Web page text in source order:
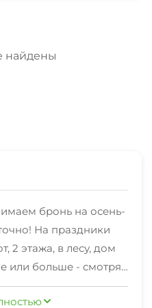
найдены
бронь на осень-
На праздники
2 этажа, в лесу, дом
или больше - смотря
баня. 3 спальни,